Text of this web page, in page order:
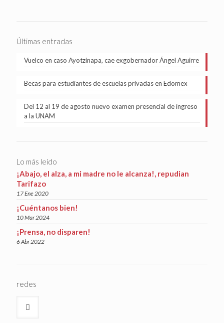
Últimas entradas
Vuelco en caso Ayotzinapa, cae exgobernador Ángel Aguirre
Becas para estudiantes de escuelas privadas en Edomex
Del 12 al 19 de agosto nuevo examen presencial de ingreso
a la UNAM
Lo más leído
¡Abajo, el alza, a mi madre no le alcanza!, repudian
Tarifazo
17 Ene 2020
¡Cuéntanos bien!
10 Mar 2024
¡Prensa, no disparen!
6 Abr 2022
redes